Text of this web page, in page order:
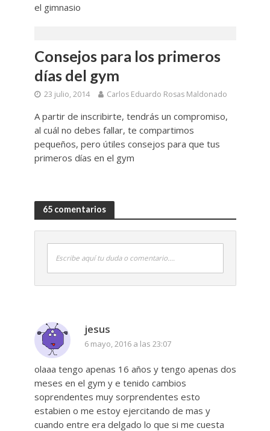
el gimnasio
Consejos para los primeros
días del gym
23 julio, 2014 Carlos Eduardo Rosas Maldonado
A partir de inscribirte, tendrás un compromiso,
al cuál no debes fallar, te compartimos
pequeños, pero útiles consejos para que tus
primeros días en el gym
65 comentarios
Escribe aquí tu duda o comentario....
jesus
6 mayo, 2016 a las 23:07
olaaa tengo apenas 16 años y tengo apenas dos
meses en el gym y e tenido cambios
soprendentes muy sorprendentes esto
estabien o me estoy ejercitando de mas y
cuando entre era delgado lo que si me cuesta